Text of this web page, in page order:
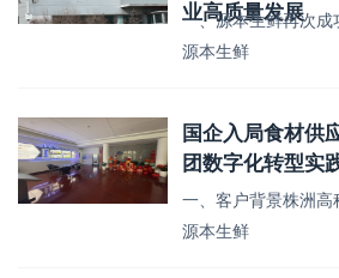
业高质量发展
源本生鲜
国企入局食材供
团数字化转型实
源本生鲜